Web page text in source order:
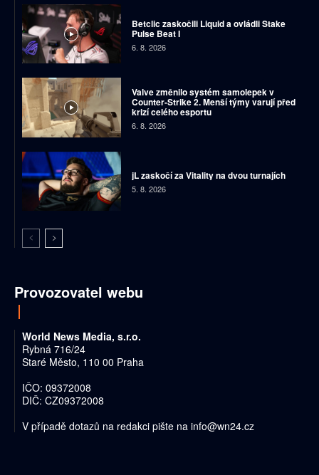
Betclic zaskočili Liquid a ovládli Stake
Pulse Beat I
6. 8. 2026
Valve změnilo systém samolepek v
Counter-Strike 2. Menší týmy varují před
krizí celého esportu
6. 8. 2026
jL zaskočí za Vitality na dvou turnajích
5. 8. 2026
Provozovatel webu
World News Media, s.r.o.
Rybná 716/24
Staré Město, 110 00 Praha
IČO: 09372008
DIČ: CZ09372008
V případě dotazů na redakci pište na info@wn24.cz